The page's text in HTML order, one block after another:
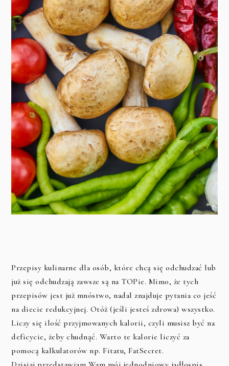
Przepisy kulinarne dla osób, które chcą się odchudzać lub
już się odchudzają zawsze są na TOPie. Mimo, że tych
przepisów jest już mnóstwo, nadal znajduje pytania co jeść
na diecie redukcyjnej. Otóż (jeśli jesteś zdrowa) wszystko.
Liczy się ilość przyjmowanych kalorii, czyli musisz być na
deficycie, żeby chudnąć. Warto te kalorie liczyć za
pomocą kalkulatorów np. Fitatu, FatSecret.